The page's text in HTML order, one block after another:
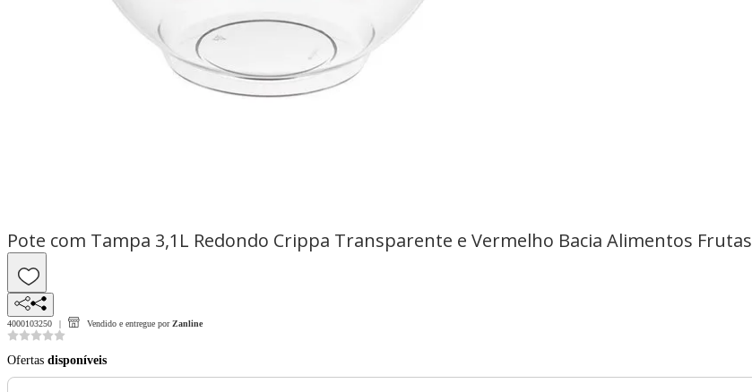
Pote com Tampa 3,1L Redondo Crippa Transparente e Vermelho Bacia Alimentos Frutas
4000103250 Vendido e entregue por Zanline
Ofertas disponíveis